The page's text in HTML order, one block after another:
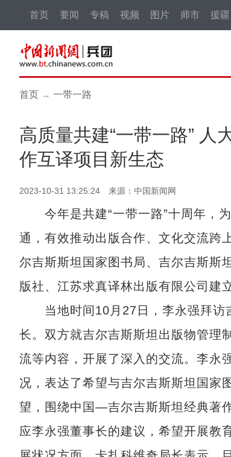
首页 要闻 专稿 视频 图片 师市 援疆
首页 → 一带一路
高质量共建“一带一路”
作互译项目新生态
2023-10-31 13:25:24 来源：中国新闻网
今年是共建“一带一路”十周年，为
通，有效推动出版合作、文化交流跨
尔吉斯斯坦国家图书局、吉尔吉斯斯
版社、江苏求真译林出版有限公司建
当地时间10月27日，李永强拜访
长。双方就吉尔吉斯斯坦出版物管理
流等内容，开展了深入的交流。李永
况，表达了希望与吉尔吉斯斯坦国家
望，围绕中国—吉尔吉斯斯坦经典著
应李永强董事长的建议，希望开展教